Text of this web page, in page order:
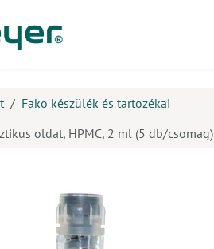
Fako készülék és tartozékai
oldat, HPMC, 2 ml (5 db/csomag)